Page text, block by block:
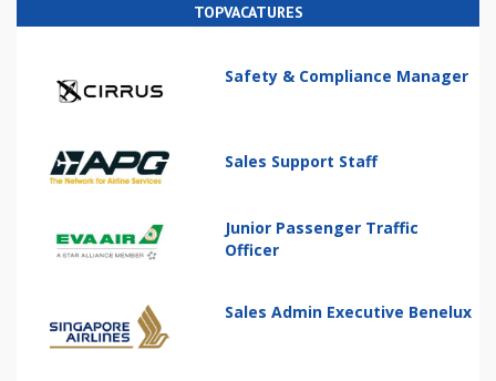
TOPVACATURES
Safety & Compliance Manager
Sales Support Staff
Junior Passenger Traffic
Officer
Sales Admin Executive Benelux